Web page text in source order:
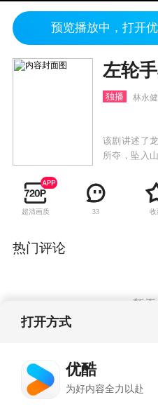
预览播放中，打开
左轮
独播 林永
该剧讲述了
所夺，坠入
后，替父报仇
超清画质 33 收
热门评论
暂无
打开方式
优酷
为好内容全力以赴